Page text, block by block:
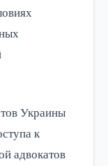
Украины
к
адвокатов